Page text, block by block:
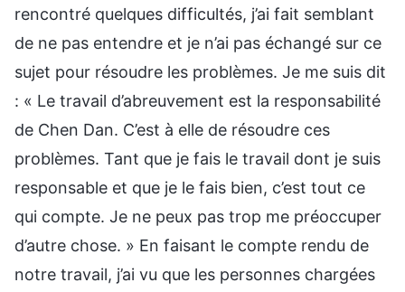
rencontré quelques difficultés, j’ai fait semblant
de ne pas entendre et je n’ai pas échangé sur ce
sujet pour résoudre les problèmes. Je me suis dit
: « Le travail d’abreuvement est la responsabilité
de Chen Dan. C’est à elle de résoudre ces
problèmes. Tant que je fais le travail dont je suis
responsable et que je le fais bien, c’est tout ce
qui compte. Je ne peux pas trop me préoccuper
d’autre chose. » En faisant le compte rendu de
notre travail, j’ai vu que les personnes chargées